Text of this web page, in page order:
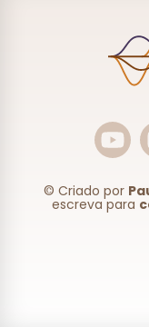
© Criado por
escreva para